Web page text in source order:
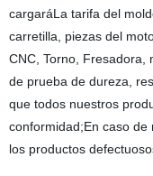
cargaráLa tarifa del
carretilla, piezas del
CNC, Torno, Fresadora,
de prueba de dureza,
que todos nuestros
conformidad;En caso
los productos